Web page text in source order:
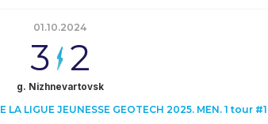
01.10.2024
3 2
g. Nizhnevartovsk
LA LIGUE JEUNESSE GEOTECH 2025. MEN. 1 tour #1